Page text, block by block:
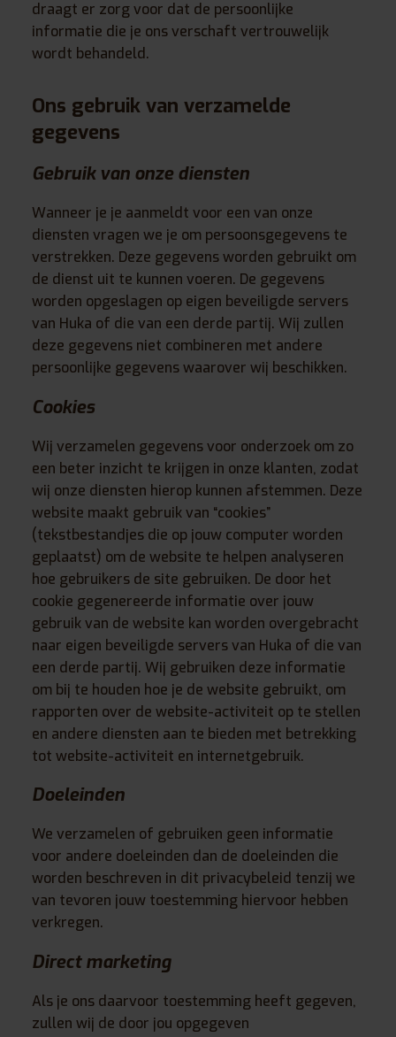
draagt er zorg voor dat de persoonlijke
informatie die je ons verschaft vertrouwelijk
wordt behandeld.
Ons gebruik van verzamelde
gegevens
Gebruik van onze diensten
Wanneer je je aanmeldt voor een van onze
diensten vragen we je om persoonsgegevens te
verstrekken. Deze gegevens worden gebruikt om
de dienst uit te kunnen voeren. De gegevens
worden opgeslagen op eigen beveiligde servers
van Huka of die van een derde partij. Wij zullen
deze gegevens niet combineren met andere
persoonlijke gegevens waarover wij beschikken.
Cookies
Wij verzamelen gegevens voor onderzoek om zo
een beter inzicht te krijgen in onze klanten, zodat
wij onze diensten hierop kunnen afstemmen. Deze
website maakt gebruik van “cookies”
(tekstbestandjes die op jouw computer worden
geplaatst) om de website te helpen analyseren
hoe gebruikers de site gebruiken. De door het
cookie gegenereerde informatie over jouw
gebruik van de website kan worden overgebracht
naar eigen beveiligde servers van Huka of die van
een derde partij. Wij gebruiken deze informatie
om bij te houden hoe je de website gebruikt, om
rapporten over de website-activiteit op te stellen
en andere diensten aan te bieden met betrekking
tot website-activiteit en internetgebruik.
Doeleinden
We verzamelen of gebruiken geen informatie
voor andere doeleinden dan de doeleinden die
worden beschreven in dit privacybeleid tenzij we
van tevoren jouw toestemming hiervoor hebben
verkregen.
Direct marketing
Als je ons daarvoor toestemming heeft gegeven,
zullen wij de door jou opgegeven